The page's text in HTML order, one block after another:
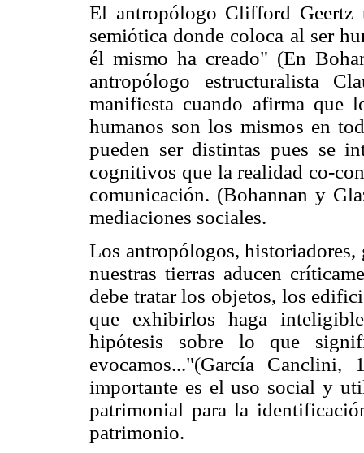
El antropólogo Clifford Geertz
semiótica donde coloca al ser
él mismo ha creado" (En
antropólogo estructuralista
manifiesta cuando afirma que
humanos son los mismos en
pueden ser distintas pues se
cognitivos que la realidad co-
comunicación. (Bohannan y
mediaciones sociales.
Los antropólogos, historiadores,
nuestras tierras aducen
debe tratar los objetos, los
que exhibirlos haga
hipótesis sobre lo que
evocamos..."(García
importante es el uso social y
patrimonial para la
patrimonio.